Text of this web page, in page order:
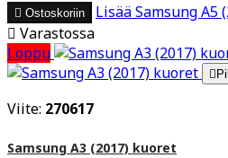
 Ostoskoriin LisääSamsung A5
 Varastossa
Loppu

Viite: 270617
Samsung A3 (2017) kuoret